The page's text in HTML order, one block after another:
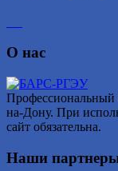
О нас
на-Дону. При
сайт обязательна.
Наши